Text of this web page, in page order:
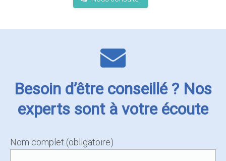
Besoin d’être conseillé ? Nos
experts sont à votre écoute
Nom complet (obligatoire)